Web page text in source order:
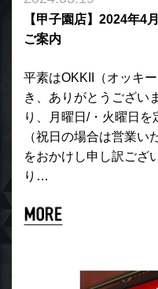
【甲子園店】2024年4
ご案内
平素はOKKII（オッキ
き、ありがとうござい
り、月曜日/・火曜日
（祝日の場合は営業い
をおかけし申し訳ござ
り…